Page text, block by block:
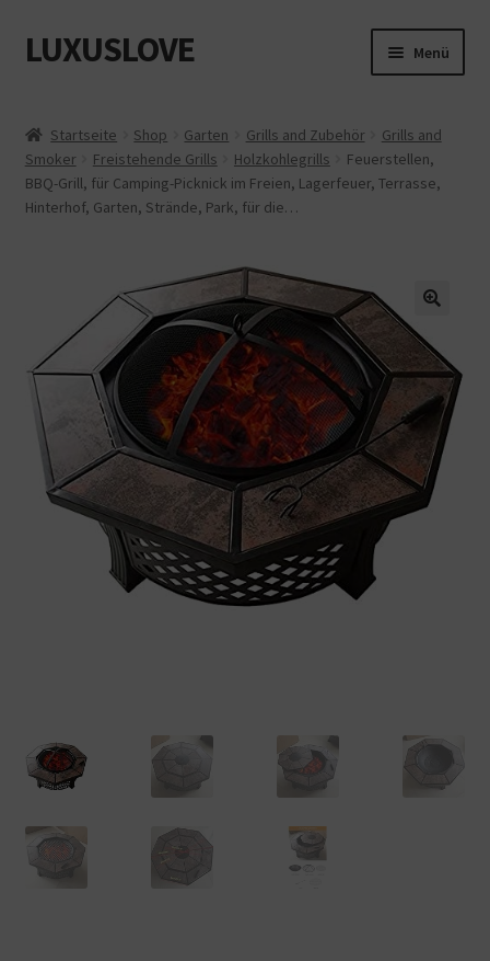
Zur
Navigation
Zum
Inhalt
LUXUSLOVE Menü
Cookie-Richtlinie (EU)
Datenschutz
Kasse
Mein Konto
Shop
Warenkorb
Startseite Shop Garten Grills and Zubehör
Grills and
Smoker
Freistehende Grills Holzkohlegrills
Feuerstellen,
BBQ-Grill, für Camping-Picknick im Freien, Lagerfeuer, Terrasse,
Hinterhof, Garten, Strände, Park, für die…